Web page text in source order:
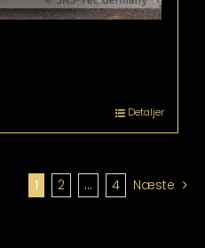
Detaljer
1 2 … 4 Næste